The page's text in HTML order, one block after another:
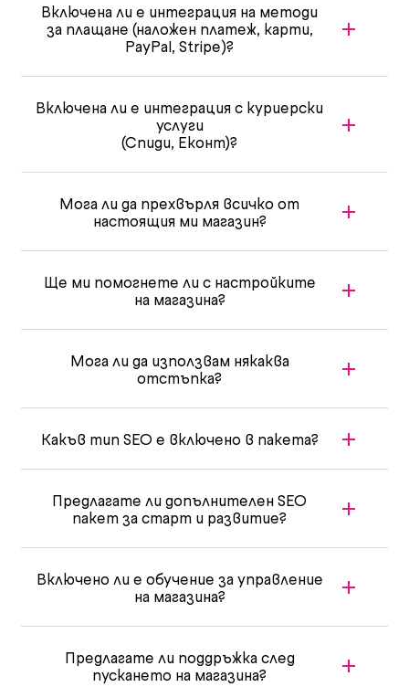
Включена ли е интеграция на методи
за плащане (наложен платеж, карти,
PayPal, Stripe)?
Включена ли е интеграция с куриерски
услуги
(Спиди, Еконт)?
Мога ли да прехвърля всичко от
настоящия ми магазин?
Ще ми помогнете ли с настройките
на магазина?
Мога ли да използвам някаква
отстъпка?
Какъв тип SEO е включено в пакета?
Предлагате ли допълнителен SEO
пакет за старт и развитие?
Включено ли е обучение за управление
на магазина?
Предлагате ли поддръжка след
пускането на магазина?